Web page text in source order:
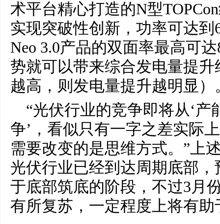
术平台精心打造的N型
实现突破性创新，功率可达到
Neo 3.0产品的双面率最高可
势就可以带来综合发电量提升
越高，则发电量提升越明显）
“光伏行业的竞争即将从‘产
争’，看似只有一字之差实际
需要改变的是思维方式。”上
光伏行业已经到达周期底部，
于底部筑底的阶段，不过3月
有所复苏，一定程度上将有助